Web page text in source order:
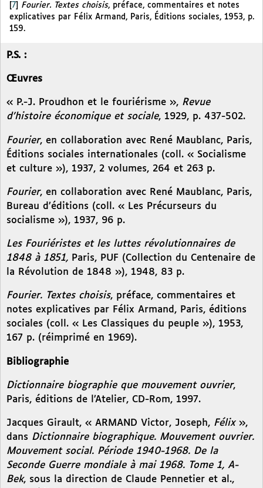
7 Fourier. Textes choisis, préface, commentaires et notes
explicatives par Félix Armand, Paris, Éditions sociales, 1953, p.
159.
P.S. :
Œuvres
« P.-J. Proudhon et le fouriérisme », Revue
d’histoire économique et sociale, 1929, p. 437-502.
Fourier, en collaboration avec René Maublanc, Paris,
Éditions sociales internationales (coll. « Socialisme
et culture »), 1937, 2 volumes, 264 et 263 p.
Fourier, en collaboration avec René Maublanc, Paris,
Bureau d’éditions (coll. « Les Précurseurs du
socialisme »), 1937, 96 p.
Les Fouriéristes et les luttes révolutionnaires de
1848 à 1851, Paris, PUF (Collection du Centenaire de
la Révolution de 1848 »), 1948, 83 p.
Fourier. Textes choisis, préface, commentaires et
notes explicatives par Félix Armand, Paris, éditions
sociales (coll. « Les Classiques du peuple »), 1953,
167 p. (réimprimé en 1969).
Bibliographie
Dictionnaire biographie que mouvement ouvrier,
Paris, éditions de l’Atelier, CD-Rom, 1997.
Jacques Girault, « ARMAND Victor, Joseph, Félix»,
dans Dictionnaire biographique. Mouvement ouvrier.
Mouvement social. Période 1940-1968. De la
Seconde Guerre mondiale à mai 1968. Tome 1, A-
Bek, sous la direction de Claude Pennetier et al.,